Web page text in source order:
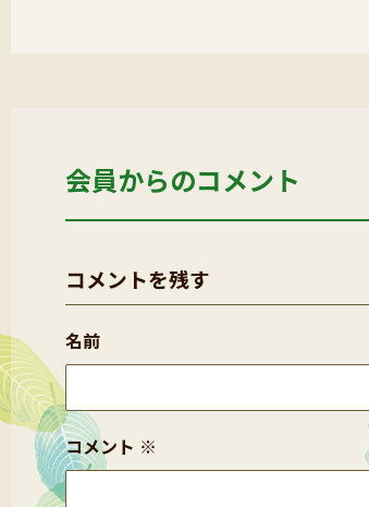
会員からのコメント
コメントを残す
コメント ※
名前